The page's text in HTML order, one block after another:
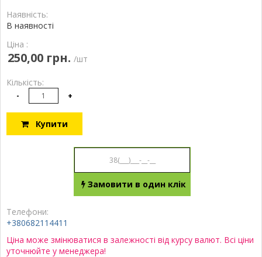
Наявність:
В наявності
Ціна :
250,00 грн. /шт
Кількість:
- +
Купити
Замовити в один клік
Телефони:
+380682114411
Ціна може змінюватися в залежності від курсу валют. Всі ціни
уточнюйте у менеджера!